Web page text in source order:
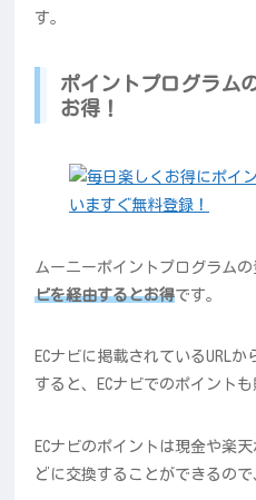
す。
ポイントプログラム
お得！
ムーニーポイントプログラム
ビを経由するとお得です。
ECナビに掲載されているURL
すると、ECナビでのポイントも
ECナビのポイントは現金や楽
どに交換することができるので